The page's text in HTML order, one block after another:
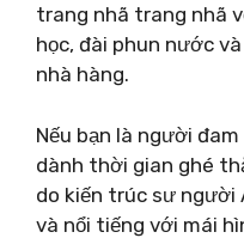
trang nhã trang nhã
học, đài phun nước
nhà hàng.
Nếu bạn là người
dành thời gian ghé
do kiến ​​trúc sư người
và nổi tiếng với mái